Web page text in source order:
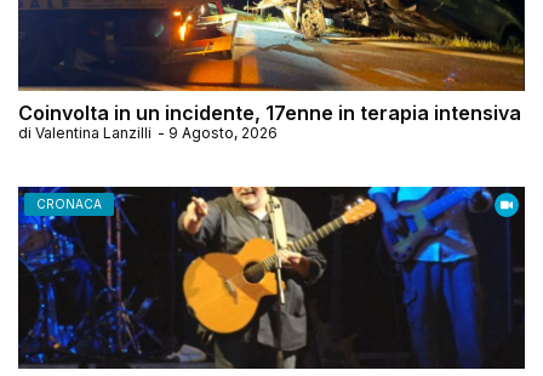
Coinvolta in un incidente, 17enne in terapia intensiva
di Valentina Lanzilli - 9 Agosto, 2026
CRONACA